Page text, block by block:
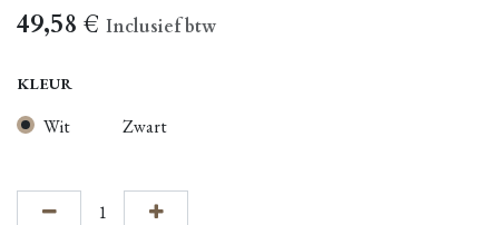
49,58 € Inclusief btw
KLEUR
Wit Zwart